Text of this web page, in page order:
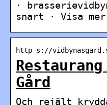
·
snart · Visa
http s://
Gård
Och rejält